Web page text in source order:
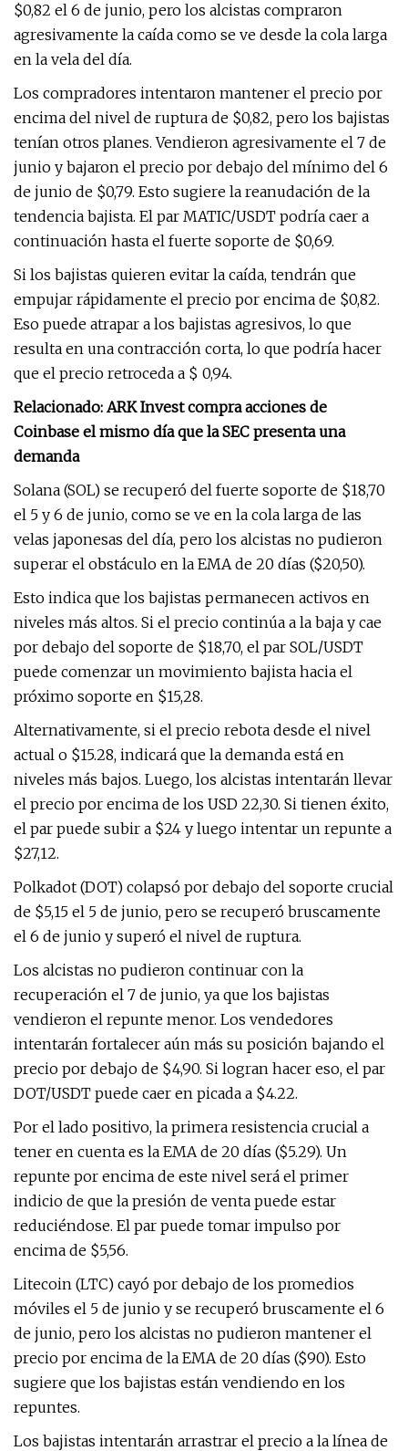
$0,82 el 6 de junio, pero los alcistas compraron
agresivamente la caída como se ve desde la cola larga
en la vela del día.
Los compradores intentaron mantener el precio por
encima del nivel de ruptura de $0,82, pero los bajistas
tenían otros planes. Vendieron agresivamente el 7 de
junio y bajaron el precio por debajo del mínimo del 6
de junio de $0,79. Esto sugiere la reanudación de la
tendencia bajista. El par MATIC/USDT podría caer a
continuación hasta el fuerte soporte de $0,69.
Si los bajistas quieren evitar la caída, tendrán que
empujar rápidamente el precio por encima de $0,82.
Eso puede atrapar a los bajistas agresivos, lo que
resulta en una contracción corta, lo que podría hacer
que el precio retroceda a $ 0,94.
Relacionado: ARK Invest compra acciones de
Coinbase el mismo día que la SEC presenta una
demanda
Solana (SOL) se recuperó del fuerte soporte de $18,70
el 5 y 6 de junio, como se ve en la cola larga de las
velas japonesas del día, pero los alcistas no pudieron
superar el obstáculo en la EMA de 20 días ($20,50).
Esto indica que los bajistas permanecen activos en
niveles más altos. Si el precio continúa a la baja y cae
por debajo del soporte de $18,70, el par SOL/USDT
puede comenzar un movimiento bajista hacia el
próximo soporte en $15,28.
Alternativamente, si el precio rebota desde el nivel
actual o $15.28, indicará que la demanda está en
niveles más bajos. Luego, los alcistas intentarán llevar
el precio por encima de los USD 22,30. Si tienen éxito,
el par puede subir a $24 y luego intentar un repunte a
$27,12.
Polkadot (DOT) colapsó por debajo del soporte crucial
de $5,15 el 5 de junio, pero se recuperó bruscamente
el 6 de junio y superó el nivel de ruptura.
Los alcistas no pudieron continuar con la
recuperación el 7 de junio, ya que los bajistas
vendieron el repunte menor. Los vendedores
intentarán fortalecer aún más su posición bajando el
precio por debajo de $4,90. Si logran hacer eso, el par
DOT/USDT puede caer en picada a $4.22.
Por el lado positivo, la primera resistencia crucial a
tener en cuenta es la EMA de 20 días ($5.29). Un
repunte por encima de este nivel será el primer
indicio de que la presión de venta puede estar
reduciéndose. El par puede tomar impulso por
encima de $5,56.
Litecoin (LTC) cayó por debajo de los promedios
móviles el 5 de junio y se recuperó bruscamente el 6
de junio, pero los alcistas no pudieron mantener el
precio por encima de la EMA de 20 días ($90). Esto
sugiere que los bajistas están vendiendo en los
repuntes.
Los bajistas intentarán arrastrar el precio a la línea de